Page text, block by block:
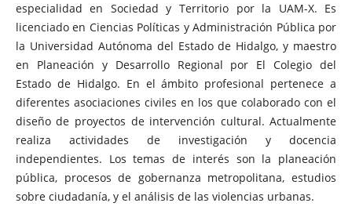
especialidad en Sociedad y Territorio por la UAM-X. Es
licenciado en Ciencias Políticas y Administración Pública por
la Universidad Autónoma del Estado de Hidalgo, y maestro
en Planeación y Desarrollo Regional por El Colegio del
Estado de Hidalgo. En el ámbito profesional pertenece a
diferentes asociaciones civiles en los que colaborado con el
diseño de proyectos de intervención cultural. Actualmente
realiza actividades de investigación y docencia
independientes. Los temas de interés son la planeación
pública, procesos de gobernanza metropolitana, estudios
sobre ciudadanía, y el análisis de las violencias urbanas.